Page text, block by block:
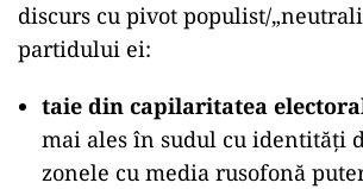
discurs cu pivot populist/
partidului ei:
taie din capilaritatea
mai ales în sudul cu identități
zonele cu media rusofonă